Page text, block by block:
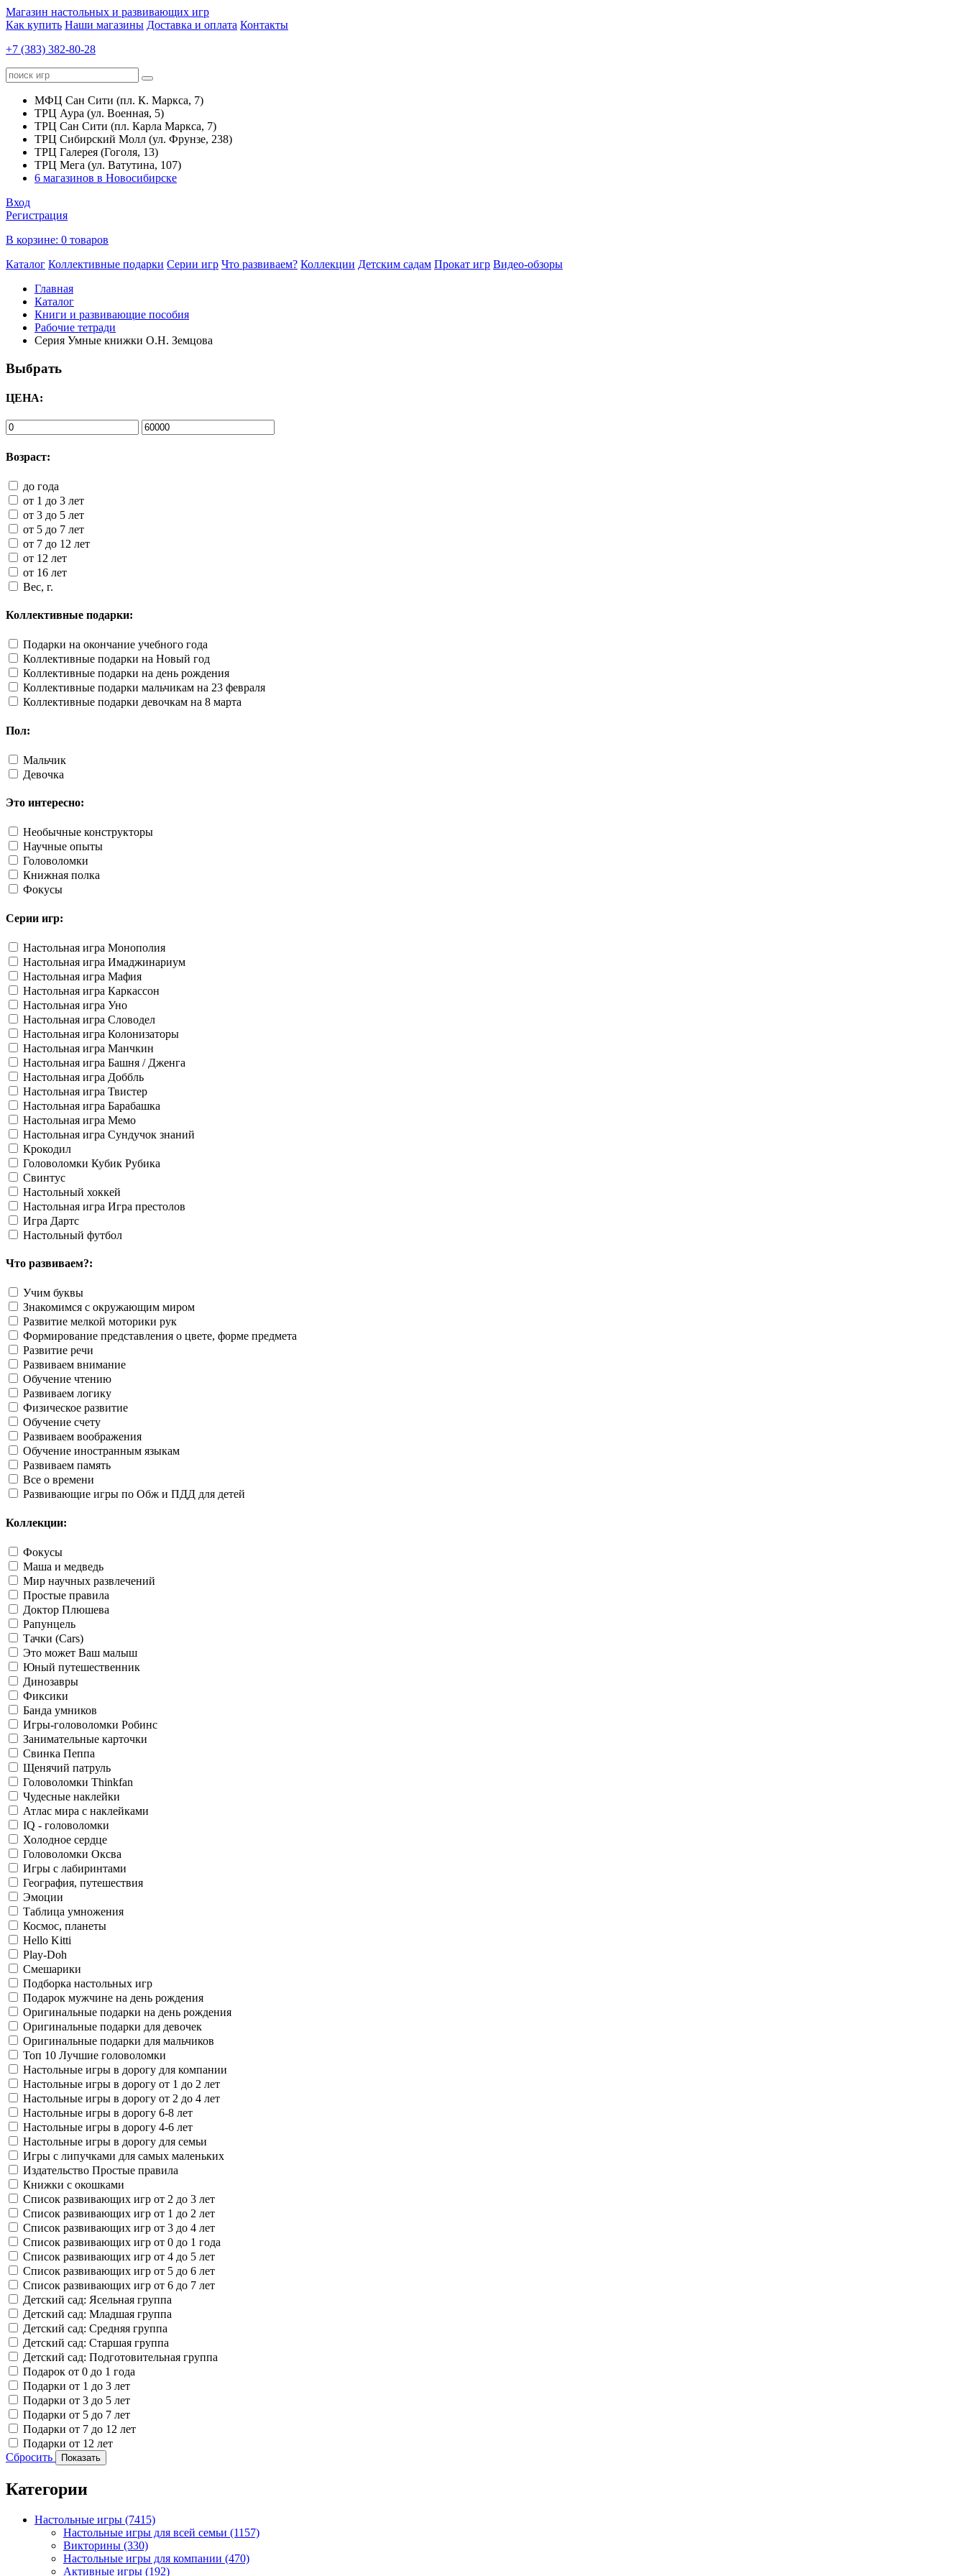
Магазин настольных и развивающих игр
Как купить Наши магазины Доставка и оплата Контакты
+7 (383) 382-80-28
МФЦ Сан Сити (пл. К. Маркса, 7)
ТРЦ Аура (ул. Военная, 5)
ТРЦ Сан Сити (пл. Карла Маркса, 7)
ТРЦ Сибирский Молл (ул. Фрунзе, 238)
ТРЦ Галерея (Гоголя, 13)
ТРЦ Мега (ул. Ватутина, 107)
6 магазинов в Новосибирске
Вход
Регистрация
В корзине: 0 товаров
Каталог Коллективные подарки Серии игр Что развиваем? Коллекции Детским садам Прокат игр Видео-обзоры
Главная
Каталог
Книги и развивающие пособия
Рабочие тетради
Серия Умные книжки О.Н. Земцова
Выбрать
ЦЕНА:
Возраст:
до года
от 1 до 3 лет
от 3 до 5 лет
от 5 до 7 лет
от 7 до 12 лет
от 12 лет
от 16 лет
Вес, г.
Коллективные подарки:
Подарки на окончание учебного года
Коллективные подарки на Новый год
Коллективные подарки на день рождения
Коллективные подарки мальчикам на 23 февраля
Коллективные подарки девочкам на 8 марта
Пол:
Мальчик
Девочка
Это интересно:
Необычные конструкторы
Научные опыты
Головоломки
Книжная полка
Фокусы
Серии игр:
Настольная игра Монополия
Настольная игра Имаджинариум
Настольная игра Мафия
Настольная игра Каркассон
Настольная игра Уно
Настольная игра Словодел
Настольная игра Колонизаторы
Настольная игра Манчкин
Настольная игра Башня / Дженга
Настольная игра Доббль
Настольная игра Твистер
Настольная игра Барабашка
Настольная игра Мемо
Настольная игра Сундучок знаний
Крокодил
Головоломки Кубик Рубика
Свинтус
Настольный хоккей
Настольная игра Игра престолов
Игра Дартс
Настольный футбол
Что развиваем?:
Учим буквы
Знакомимся с окружающим миром
Развитие мелкой моторики рук
Формирование представления о цвете, форме предмета
Развитие речи
Развиваем внимание
Обучение чтению
Развиваем логику
Физическое развитие
Обучение счету
Развиваем воображения
Обучение иностранным языкам
Развиваем память
Все о времени
Развивающие игры по Обж и ПДД для детей
Коллекции:
Фокусы
Маша и медведь
Мир научных развлечений
Простые правила
Доктор Плюшева
Рапунцель
Тачки (Cars)
Это может Ваш малыш
Юный путешественник
Динозавры
Фиксики
Банда умников
Игры-головоломки Робинс
Занимательные карточки
Свинка Пеппа
Щенячий патруль
Головоломки Thinkfan
Чудесные наклейки
Атлас мира с наклейками
IQ - головоломки
Холодное сердце
Головоломки Оксва
Игры с лабиринтами
География, путешествия
Эмоции
Таблица умножения
Космос, планеты
Hello Kitti
Play-Doh
Смешарики
Подборка настольных игр
Подарок мужчине на день рождения
Оригинальные подарки на день рождения
Оригинальные подарки для девочек
Оригинальные подарки для мальчиков
Топ 10 Лучшие головоломки
Настольные игры в дорогу для компании
Настольные игры в дорогу от 1 до 2 лет
Настольные игры в дорогу от 2 до 4 лет
Настольные игры в дорогу 6-8 лет
Настольные игры в дорогу 4-6 лет
Настольные игры в дорогу для семьи
Игры с липучками для самых маленьких
Издательство Простые правила
Книжки с окошками
Список развивающих игр от 2 до 3 лет
Список развивающих игр от 1 до 2 лет
Список развивающих игр от 3 до 4 лет
Список развивающих игр от 0 до 1 года
Список развивающих игр от 4 до 5 лет
Список развивающих игр от 5 до 6 лет
Список развивающих игр от 6 до 7 лет
Детский сад: Ясельная группа
Детский сад: Младшая группа
Детский сад: Средняя группа
Детский сад: Старшая группа
Детский сад: Подготовительная группа
Подарок от 0 до 1 года
Подарки от 1 до 3 лет
Подарки от 3 до 5 лет
Подарки от 5 до 7 лет
Подарки от 7 до 12 лет
Подарки от 12 лет
Сбросить
Показать
Категории
Настольные игры (7415)
Настольные игры для всей семьи (1157)
Викторины (330)
Настольные игры для компании (470)
Активные игры (192)